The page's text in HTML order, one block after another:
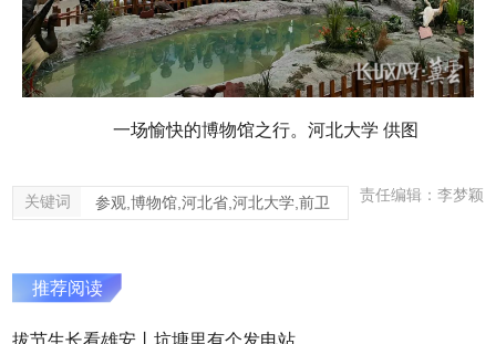
一场愉快的博物馆之行。河北大学 供图
关键词 参观,博物馆,河北省,河北大学,前卫 责任编辑：李梦颖
推荐阅读